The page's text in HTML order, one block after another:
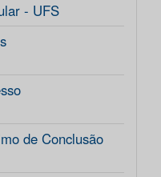
- UFS
de Conclusão